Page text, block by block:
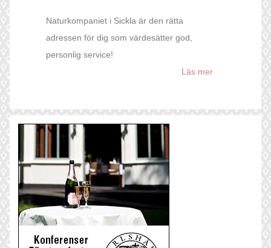
Naturkompaniet i Sickla är den rätta
adressen för dig som värdesätter god,
personlig service!
Läs mer